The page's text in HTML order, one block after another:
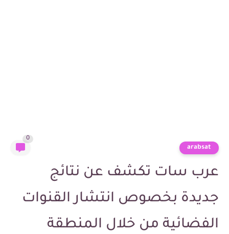
arabsat
0
عرب سات تكشف عن نتائج
جديدة بخصوص انتشار القنوات
الفضائية من خلال المنطقة